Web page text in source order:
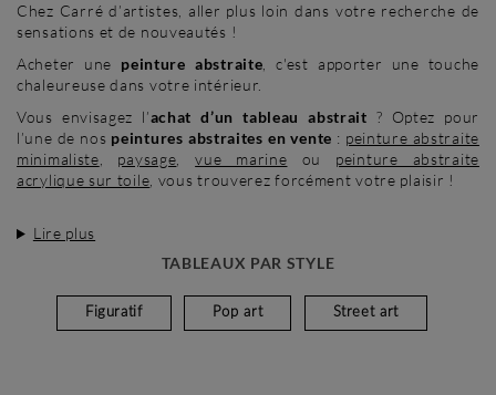
Chez Carré d’artistes, aller plus loin dans votre recherche de
sensations et de nouveautés !
Acheter une peinture abstraite , c'est apporter une touche
chaleureuse dans votre intérieur.
Vous envisagez l’achat d’un tableau abstrait ? Optez pour
l’une de nos peintures abstraites en vente : peinture abstraite
minimaliste
paysage ,vue marine ou peinture abstraite
acrylique sur toile , vous trouverez forcément votre plaisir !
Lire plus
TABLEAUX PAR STYLE
Figuratif Pop art Street art